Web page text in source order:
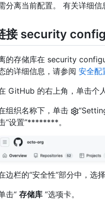
分离当前配置。 有关详细信
接 security
的存储库在 security
的详细信息，请参阅 安全配
GitHub 的右上角，单击个
组织名称下，单击
“设置”********。
边栏的“安全性”部分中，选择
击“ 存储库 ”选项卡。